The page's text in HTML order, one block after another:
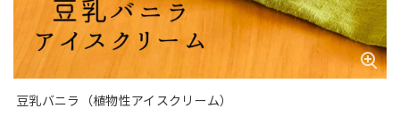
豆乳バニラ（植物性アイスクリーム）